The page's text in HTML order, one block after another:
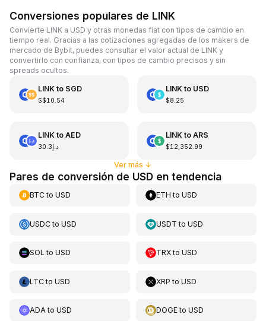
Conversiones populares de LINK
Convierte LINK a USD y otras monedas fiat con tipos de cambio en
tiempo real. Gracias a las cotizaciones agregadas de los makers de
mercado de Bybit, puedes consultar el valor actual de LINK y
convertirlo con confianza, con tipos de cambio precisos y sin
spreads ocultos.
LINKto SGD
S$10.54
LINKto USD
$8.25
LINKto AED
د.إ30.3
LINKto ARS
$12,352.99
Ver más ↓
Pares de conversión de USD en tendencia
BTCto USD ETH toUSD
USDCto USD USDT toUSD
SOL to USD TRXtoUSD
LTCto USD XRP toUSD
ADAto USD DOGEtoUSD